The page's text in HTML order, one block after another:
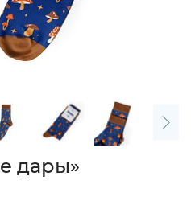
дары»